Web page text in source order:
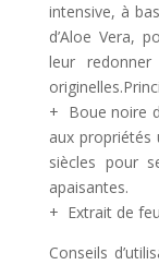
intensive, à
d’Aloe Vera,
leur
+ Boue noire
aux propriétés
siècles pour
apaisantes.
+ Extrait de
Conseils